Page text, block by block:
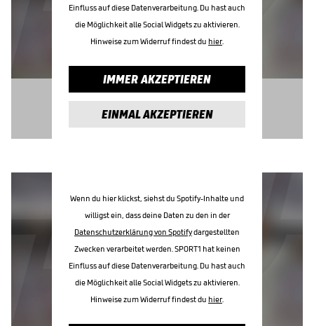
Einfluss auf diese Datenverarbeitung. Du hast auch
die Möglichkeit alle Social Widgets zu aktivieren.
Hinweise zum Widerruf findest du hier.
IMMER AKZEPTIEREN
EINMAL AKZEPTIEREN
Wenn du hier klickst, siehst du Spotify-Inhalte und
willigst ein, dass deine Daten zu den in der
Datenschutzerklärung von Spotifydargestellten
Zwecken verarbeitet werden. SPORT1 hat keinen
Einfluss auf diese Datenverarbeitung. Du hast auch
die Möglichkeit alle Social Widgets zu aktivieren.
Hinweise zum Widerruf findest du hier.